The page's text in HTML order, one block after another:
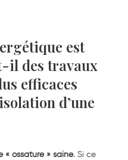
est
il des travaux
efficaces
d’une
« ossature » saine. Si ce